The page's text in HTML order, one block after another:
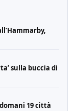
sulla buccia di
19 città